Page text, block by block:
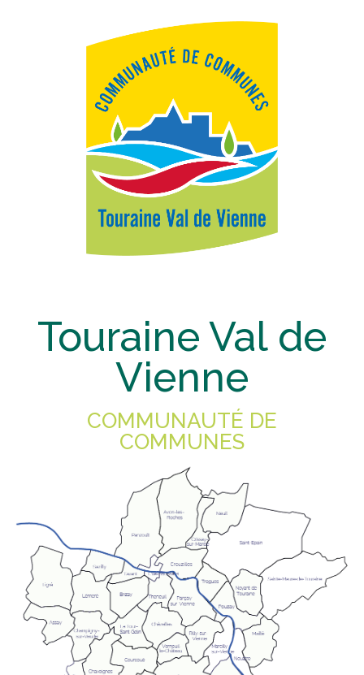
Touraine Val de
Vienne
COMMUNAUTÉ DE
COMMUNES